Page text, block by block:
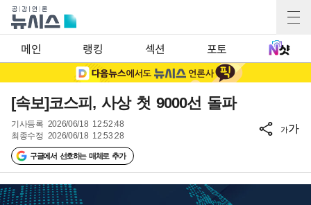
메인 랭킹 섹션 포토
[속보]코스피, 사상 첫 9000선 돌파
기사등록 2026/06/18 12:52:48
최종수정 2026/06/18 12:53:28
구글에서 선호하는 매체로 추가
가가